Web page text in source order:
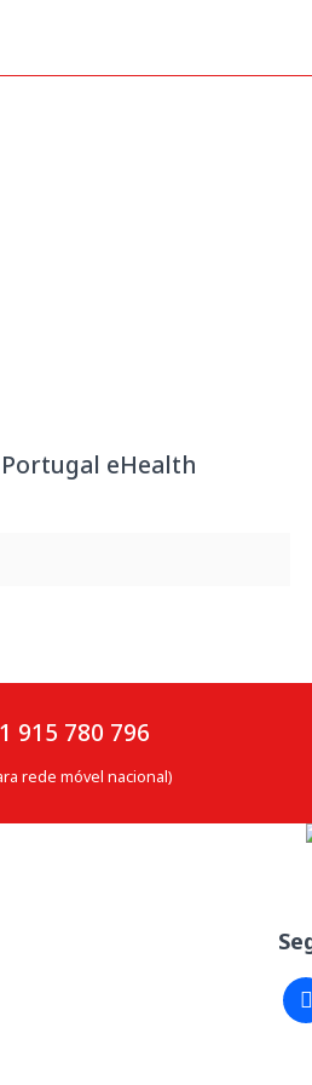
Portugal eHealth
915 780 796
rede móvel nacional)
Portugal eHealth